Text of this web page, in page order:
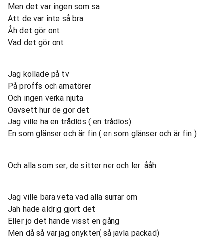
Men det var ingen som sa
Att de var inte så bra
Åh det gör ont
Vad det gör ont
Jag kollade på tv
På proffs och amatörer
Och ingen verka njuta
Oavsett hur de gör det
Jag ville ha en trådlös ( en trådlös)
En som glänser och är fin ( en som glänser och är fin )
Och alla som ser, de sitter ner och ler. ååh
Jag ville bara veta vad alla surrar om
Jah hade aldrig gjort det
Eller jo det hände visst en gång
Men då så var jag onykter( så jävla packad)